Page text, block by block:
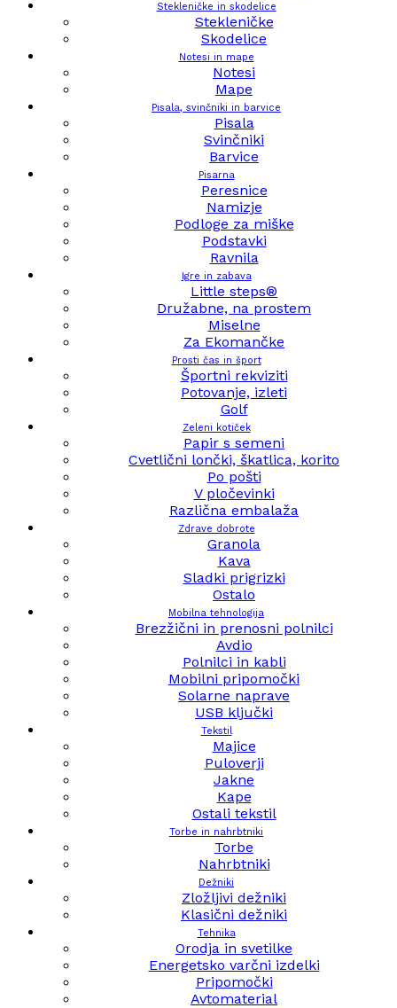
Stekleničke in skodelice
Stekleničke
Skodelice
Notesi in mape
Notesi
Mape
Pisala, svinčniki in barvice
Pisala
Svinčniki
Barvice
Pisarna
Peresnice
Namizje
Podloge za miške
Podstavki
Ravnila
Igre in zabava
Little steps®
Družabne, na prostem
Miselne
Za Ekomančke
Prosti čas in šport
Športni rekviziti
Potovanje, izleti
Golf
Zeleni kotiček
Papir s semeni
Cvetlični lončki, škatlica, korito
Po pošti
V pločevinki
Različna embalaža
Zdrave dobrote
Granola
Kava
Sladki prigrizki
Ostalo
Mobilna tehnologija
Brezžični in prenosni polnilci
Avdio
Polnilci in kabli
Mobilni pripomočki
Solarne naprave
USB ključki
Tekstil
Majice
Puloverji
Jakne
Kape
Ostali tekstil
Torbe in nahrbtniki
Torbe
Nahrbtniki
Dežniki
Zložljivi dežniki
Klasični dežniki
Tehnika
Orodja in svetilke
Energetsko varčni izdelki
Pripomočki
Avtomaterial